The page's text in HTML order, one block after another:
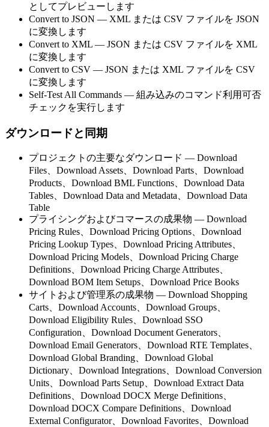
としてプレビューします
Convert to JSON — XML または CSV ファイルを JSON
に変換します
Convert to XML — JSON または CSV ファイルを XML
に変換します
Convert to CSV — JSON または XML ファイルを CSV
に変換します
Self-Test All Commands — 組み込みのコマンド利用可否
チェックを実行します
ダウンロードと同期
プロジェクトの主要なダウンロード — Download
Files
Download Assets Download Parts
Download
Products
Download BML Functions
Download Data
Tables
Download Data and Metadata
Download Data
Table
プライシングおよびコマースの成果物 — Download
Pricing Rules
Download Pricing Options
Download
Pricing Lookup Types
Download Pricing Attributes
Download Pricing Models
Download Pricing Charge
Definitions
Download Pricing Charge Attributes
Download BOM Item Setups
Download Price Books
サイトおよび管理系の成果物 — Download Shopping
Carts
Download Accounts Download Groups
Download Eligibility Rules
Download SSO
Configuration
Download Document Generators
Download Email Generators
Download RTE Templates
Download Global Branding
Download Global
Dictionary
Download Integrations
Download Conversion
Units
Download Parts Setup
Download Extract Data
Definitions
Download DOCX Merge Definitions
Download DOCX Compare Definitions
Download
External Configurator、 Download Favorites
Download